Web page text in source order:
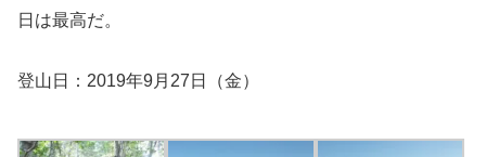
日は最高だ。
登山日：2019年9月27日（金）